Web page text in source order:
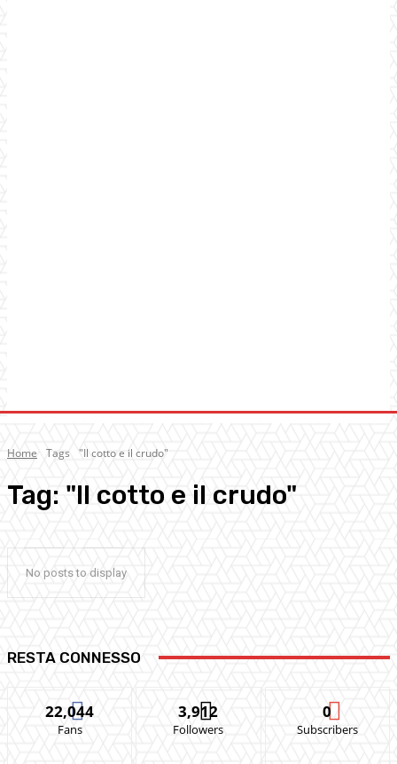
Home Tags "Il cotto e il crudo"
Tag: "Il cotto e il crudo"
No posts to display
RESTA CONNESSO
22,044
Fans
3,912
Followers
0
Subscribers